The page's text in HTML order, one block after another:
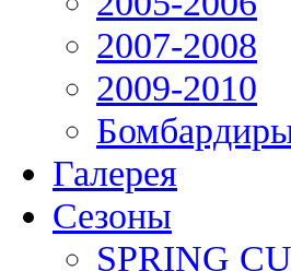
2007-2008
2009-2010
Галерея
Сезоны
SPRING